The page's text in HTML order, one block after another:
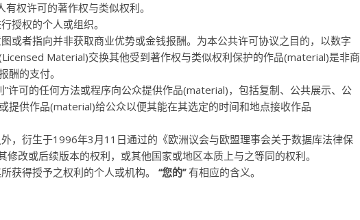
权许可的著作权与类似权利。
授权的个人或组织。
或者指向并非获取商业优势或金钱报酬。为本公共许可协议之目的，以数字
Material)交换其他受到著作权与类似权利保护的作品(material)是非商
酬的支付。
”许可的任何方法或程序向公众提供作品(material)，包括复制、公共展示、公
提供作品(material)给公众以便其能在其选定的时间和地点接收作品
，衍生于1996年3月11日通过的《欧洲议会与欧盟理事会关于数据库法律保
改或后续版本的权利，或其他国家或地区本质上与之等同的权利。
获得授予之权利的个人或机构。 “您的”有相应的含义。